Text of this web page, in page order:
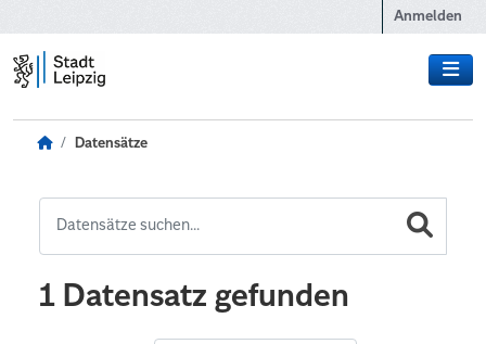
Anmelden
Datensätze
1 Datensatz gefunden